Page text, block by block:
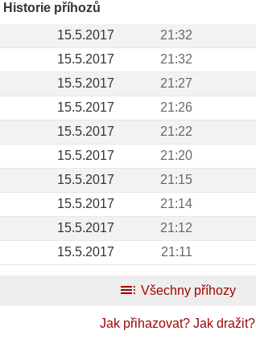
Historie příhozů
15.5.2017
21:32
15.5.2017 21:32
15.5.2017
21:27
15.5.2017
21:26
15.5.2017
21:22
15.5.2017
21:20
15.5.2017
21:15
15.5.2017
21:14
15.5.2017
21:12
15.5.2017
21:11
toc Všechny příhozy
Jak přihazovat? Jak dražit?